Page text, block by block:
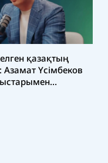
қазақтың
Үсімбеков